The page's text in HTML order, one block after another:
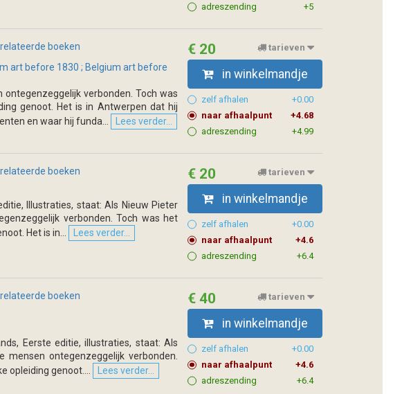
adreszending
+5
boeken
art before 1830 ; Belgium art before
verbonden. Toch was
genoot. Het is in Antwerpen dat hij
en waar hij funda...
Lees verder...
€ 20 tarieven
in winkelmandje
zelf afhalen
+0.00
naar afhaalpunt
+4.68
adreszending
+4.99
boeken
Illustraties, staat: Als Nieuw Pieter
verbonden. Toch was het
Het is in...
Lees verder...
€ 20 tarieven
in winkelmandje
zelf afhalen
+0.00
naar afhaalpunt
+4.6
adreszending
+6.4
boeken
Eerste editie, illustraties, staat: Als
ontegenzeggelijk verbonden.
genoot....
Lees verder...
€ 40 tarieven
in winkelmandje
zelf afhalen
+0.00
naar afhaalpunt
+4.6
adreszending
+6.4